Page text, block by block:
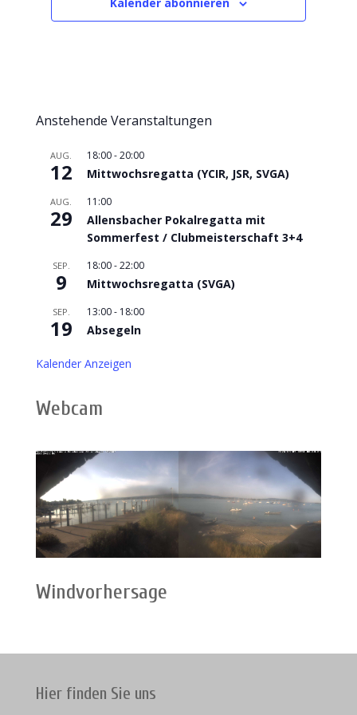
Anstehende Veranstaltungen
AUG.
12
18:00-20:00
Mittwochsregatta (YCIR, JSR, SVGA)
AUG.
29
11:00
Allensbacher Pokalregatta mit
Sommerfest / Clubmeisterschaft 3+4
SEP.
9
18:00-22:00
Mittwochsregatta (SVGA)
SEP.
19
13:00- 18:00
Absegeln
Kalender Anzeigen
Webcam
Windvorhersage
Hier finden Sie uns